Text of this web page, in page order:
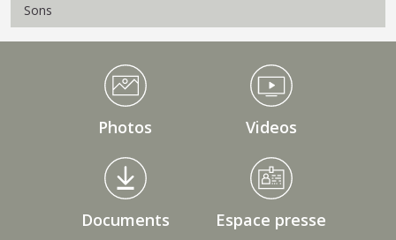
Sons
Médiathèque Footer
Photos Videos
Documents Espace presse